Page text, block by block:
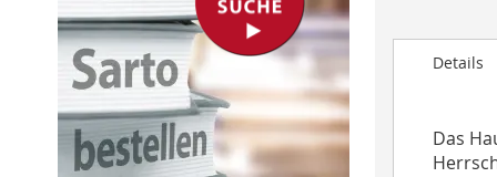
beginning
images
gallery
Details
Das